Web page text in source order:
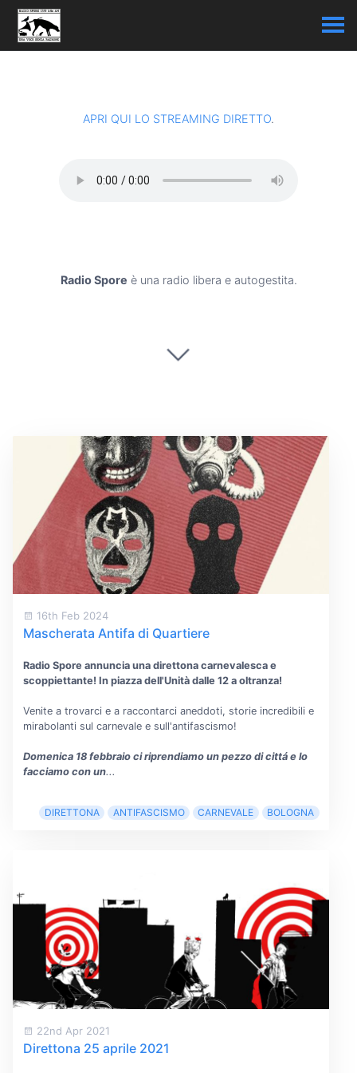
APRI QUI LO STREAMING DIRETTO.
Radio Spore è una radio libera e autogestita.
16th Feb 2024
Mascherata Antifa di Quartiere
Radio Spore annuncia una direttona carnevalesca e
scoppiettante! In piazza dell'Unità dalle 12 a oltranza!
Venite a trovarci e a raccontarci aneddoti, storie incredibili e
mirabolanti sul carnevale e sull'antifascismo!
Domenica 18 febbraio ci riprendiamo un pezzo di cittá e lo
facciamo con un...
DIRETTONA ANTIFASCISMO CARNEVALE BOLOGNA
22nd Apr 2021
Direttona 25 aprile 2021